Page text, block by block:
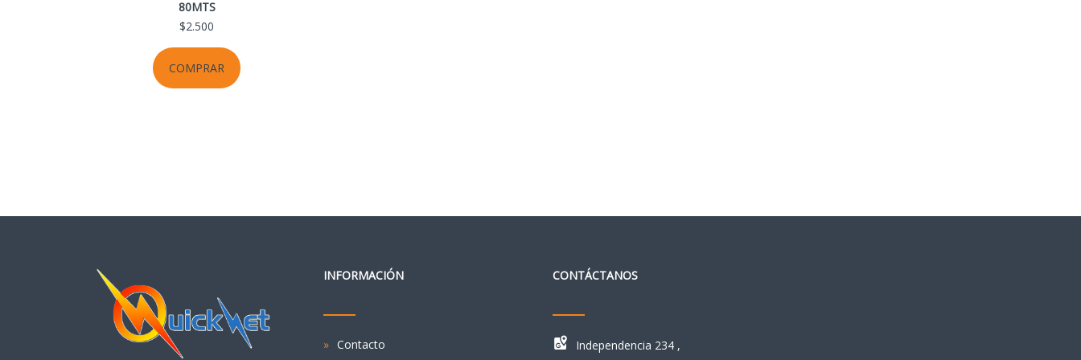
80MTS
$2.500
COMPRAR
INFORMACIÓN
Contacto
CONTÁCTANOS
Independencia 234 ,